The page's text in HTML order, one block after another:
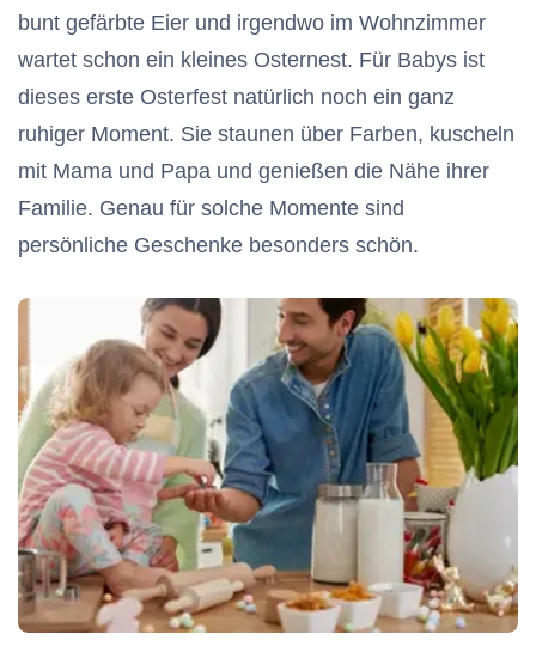
bunt gefärbte Eier und irgendwo im Wohnzimmer
wartet schon ein kleines Osternest. Für Babys ist
dieses erste Osterfest natürlich noch ein ganz
ruhiger Moment. Sie staunen über Farben, kuscheln
mit Mama und Papa und genießen die Nähe ihrer
Familie. Genau für solche Momente sind
persönliche Geschenke besonders schön.